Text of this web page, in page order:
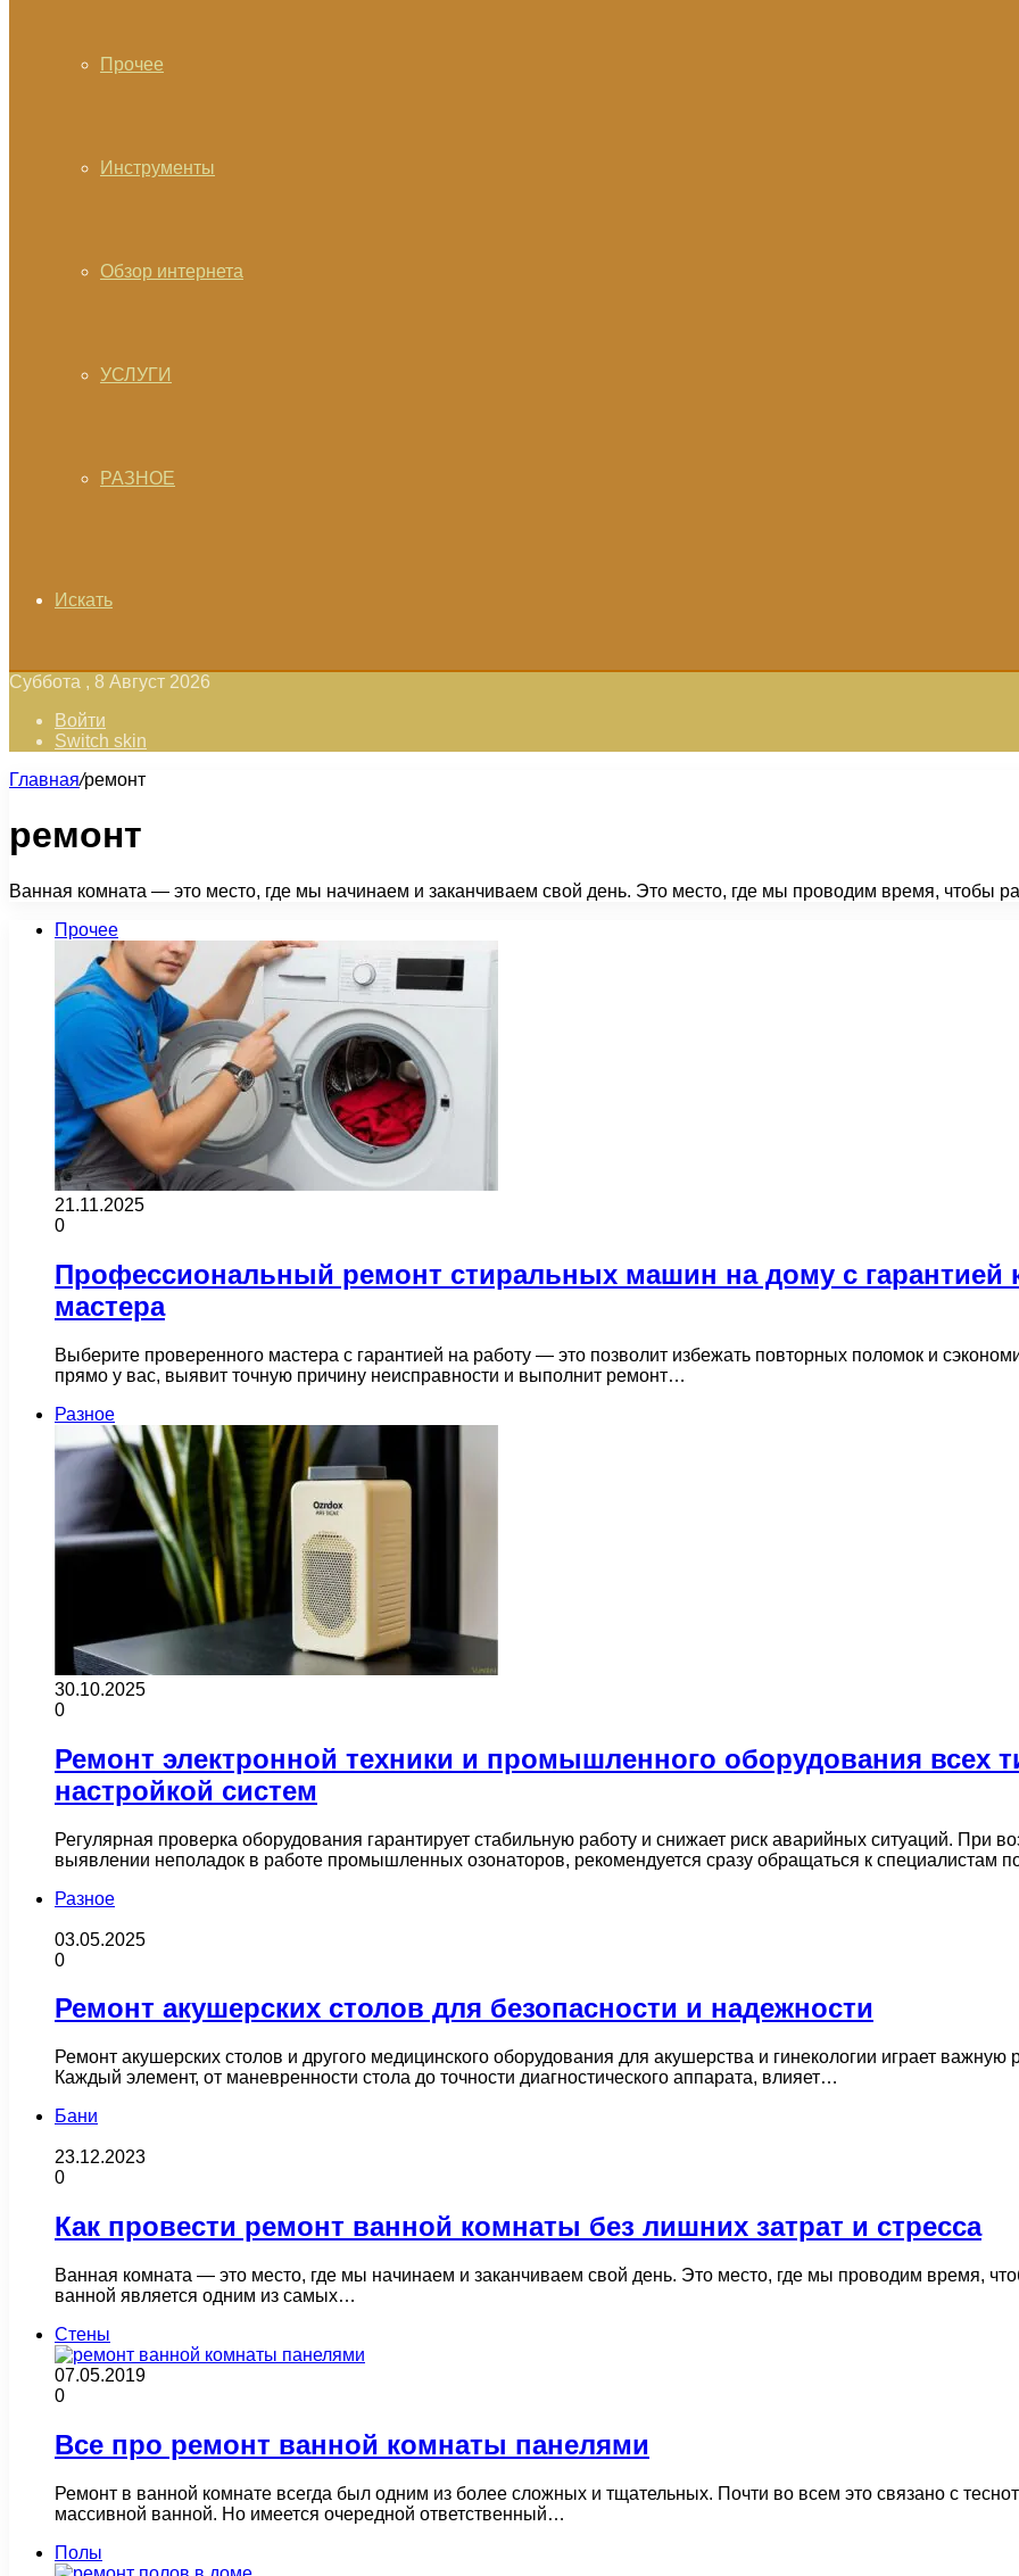
Прочее
Инструменты
Обзор интернета
УСЛУГИ
РАЗНОЕ
Искать
Суббота , 8 Август 2026
Войти
Switch skin
Главная/ремонт
ремонт
Ванная комната — это место, где мы начинаем и заканчиваем свой день. Это место, где мы проводим время, чтобы
Прочее
21.11.2025
0
Профессиональный ремонт стиральных машин на дому с гарантией
мастера
Выберите проверенного мастера с гарантией на работу — это позволит избежать повторных поломок и
прямо у вас, выявит точную причину неисправности и выполнит ремонт…
Разное
30.10.2025
0
Ремонт электронной техники и промышленного оборудования всех
настройкой систем
Регулярная проверка оборудования гарантирует стабильную работу и снижает риск аварийных ситуаций. При
выявлении неполадок в работе промышленных озонаторов, рекомендуется сразу обращаться к специалистам
Разное
03.05.2025
0
Ремонт акушерских столов для безопасности и надежности
Ремонт акушерских столов и другого медицинского оборудования для акушерства и гинекологии играет
Каждый элемент, от маневренности стола до точности диагностического аппарата, влияет…
Бани
23.12.2023
0
Как провести ремонт ванной комнаты без лишних затрат и стресса
Ванная комната — это место, где мы начинаем и заканчиваем свой день. Это место, где мы проводим время,
ванной является одним из самых…
Стены
07.05.2019
0
Все про ремонт ванной комнаты панелями
Ремонт в ванной комнате всегда был одним из более сложных и тщательных. Почти во всем это связано с
массивной ванной. Но имеется очередной ответственный…
Полы